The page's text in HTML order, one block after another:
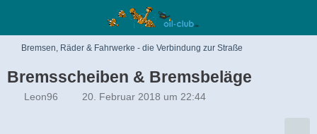
Bremsen, Räder & Fahrwerke - die Verbindung zur Straße
Bremsscheiben & Bremsbeläge
Leon96 20. Februar 2018 um 22:44